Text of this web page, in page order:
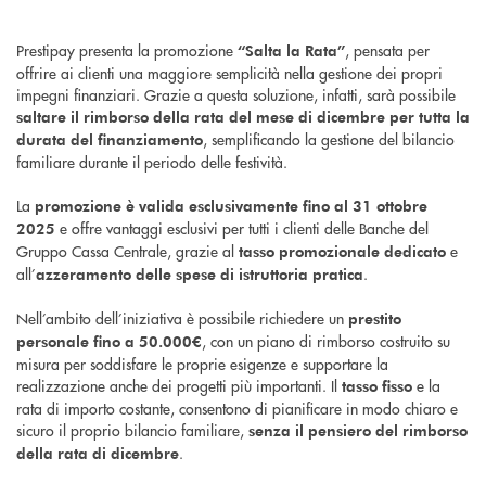
Prestipay presenta la promozione “Salta la Rata”, pensata per
offrire ai clienti una maggiore semplicità nella gestione dei propri
impegni finanziari. Grazie a questa soluzione, infatti, sarà possibile
saltare il rimborso della rata del mese di dicembre per tutta la
durata del finanziamento, semplificando la gestione del bilancio
familiare durante il periodo delle festività.
La promozione è valida esclusivamente fino al 31 ottobre
2025 e offre vantaggi esclusivi per tutti i clienti delle Banche del
Gruppo Cassa Centrale, grazie al tasso promozionale dedicato e
all’azzeramento delle spese di istruttoria pratica.
Nell’ambito dell’iniziativa è possibile richiedere un prestito
personale fino a 50.000€, con un piano di rimborso costruito su
misura per soddisfare le proprie esigenze e supportare la
realizzazione anche dei progetti più importanti. Il tasso fisso e la
rata di importo costante, consentono di pianificare in modo chiaro e
sicuro il proprio bilancio familiare, senza il pensiero del rimborso
della rata di dicembre.